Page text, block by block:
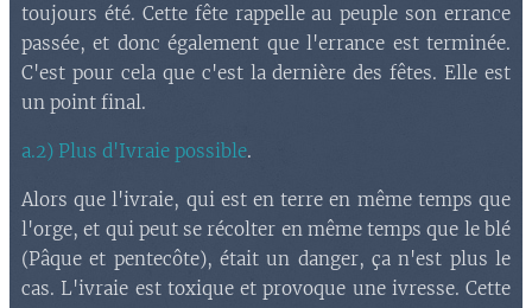
toujours été. Cette fête rappelle au peuple son errance
passée, et donc également que l'errance est terminée.
C'est pour cela que c'est la dernière des fêtes. Elle est
un point final.
a.2) Plus d'Ivraie possible.
Alors que l'ivraie, qui est en terre en même temps que
l'orge, et qui peut se récolter en même temps que le blé
(Pâque et pentecôte), était un danger, ça n'est plus le
cas. L'ivraie est toxique et provoque une ivresse. Cette